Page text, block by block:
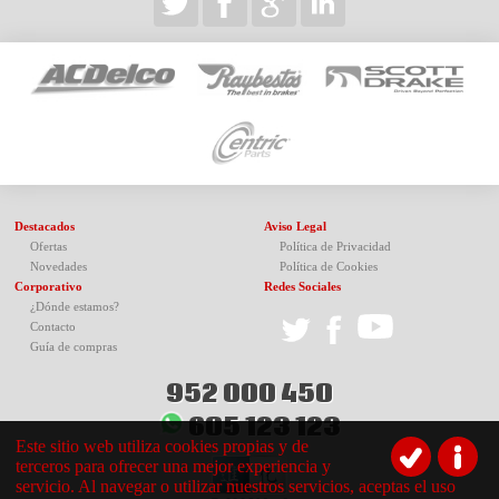
Destacados
Ofertas
Novedades
Corporativo
¿Dónde estamos?
Contacto
Guía de compras
Aviso Legal
Política de Privacidad
Política de Cookies
Redes Sociales
952 000 450
605 123 123
Este sitio web utiliza cookies propias y de
terceros para ofrecer una mejor experiencia y
servicio. Al navegar o utilizar nuestros servicios, aceptas el uso